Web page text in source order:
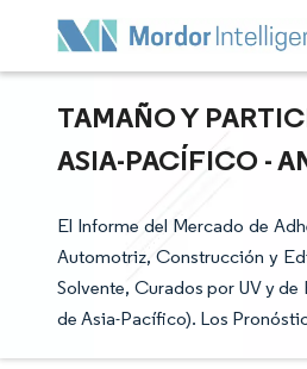
TAMAÑO Y
ASIA-PACÍFICO -
El Informe del Mercado de
Automotriz, Construcción y
Solvente, Curados por UV y
de Asia-Pacífico). Los